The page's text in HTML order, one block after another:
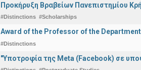
Προκήρυξη Βραβείων Πανεπιστημίου
#Distinctions #Scholarships
Award of the Professor of the
#Distinctions
"Υποτροφία της Meta (Facebook) σε